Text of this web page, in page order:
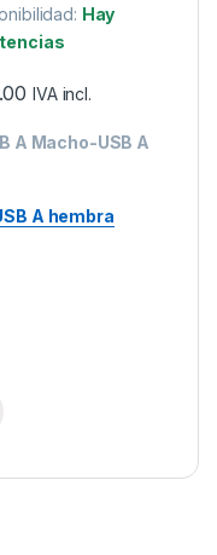
Hay
IVA incl.
A Macho-USB A
A hembra